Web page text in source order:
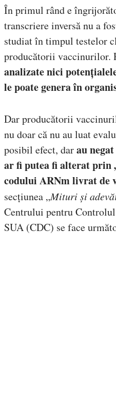
În primul rând e
transcriere inversă nu a
studiat în timpul testelor
producătorii vaccinurilor.
analizate nici
le poate genera în
Dar producătorii
nu doar că nu au luat
posibil efect, darau
ar fi putea fi alterat prin
codului ARNm livrat de
secțiunea „Mituri și
Centrului pentru
SUA (CDC) se face